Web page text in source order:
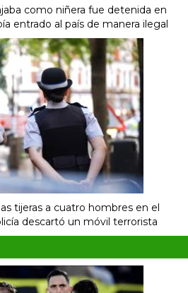
como niñera fue detenida en
entrado al país de manera ilegal
tijeras a cuatro hombres en el
descartó un móvil terrorista